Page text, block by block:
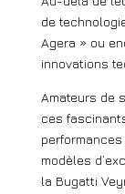
de
Agera » ou
innovations
Amateurs de
ces
modèles
la Bugatti